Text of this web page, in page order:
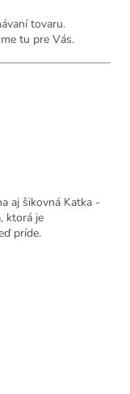
tovaru.
tu pre Vás.
aj šikovná Katka -
ktorá je
príde.